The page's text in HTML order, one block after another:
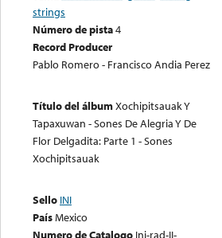
strings
Número de pista4
Record Producer
Pablo Romero - Francisco Andia Perez
Título del álbumXochipitsauak Y
Tapaxuwan - Sones De Alegria Y De
Flor Delgadita: Parte 1 - Sones
Xochipitsauak
Sello INI
PaísMexico
Numero de Catalogo Ini-rad-II-